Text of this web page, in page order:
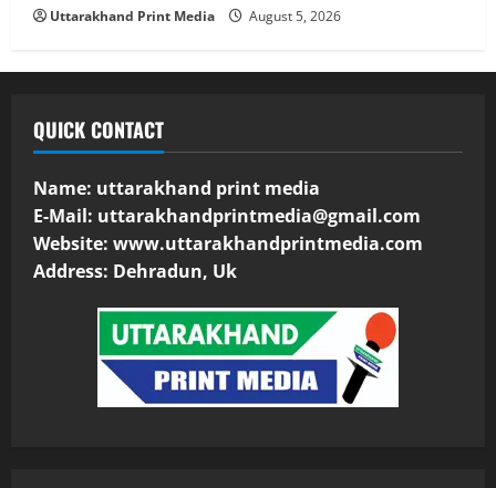
Uttarakhand Print Media August 5, 2026
QUICK CONTACT
Name: uttarakhand print media
E-Mail: uttarakhandprintmedia@gmail.com
Website: www.uttarakhandprintmedia.com
Address: Dehradun, Uk